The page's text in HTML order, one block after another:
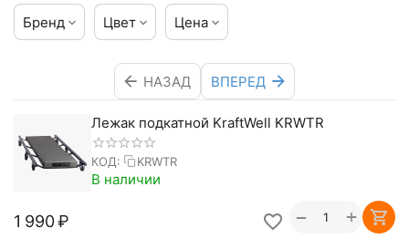
Бренд Цвет Цена
НАЗАД ВПЕРЕД
Лежак подкатной KraftWell KRWTR
КОД: KRWTR
В наличии
1 990₽ +
−